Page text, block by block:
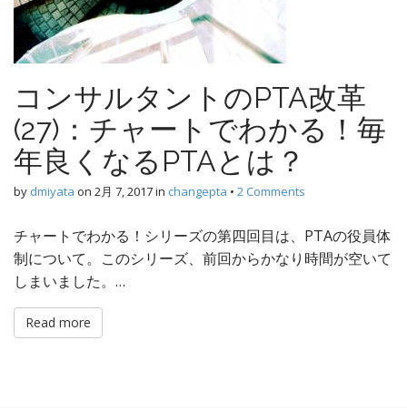
コンサルタントのPTA改革
(27)：チャートでわかる！毎
年良くなるPTAとは？
by dmiyata on 2月 7, 2017in changepta • 2 Comments
チャートでわかる！シリーズの第四回目は、PTAの役員体
制について。このシリーズ、前回からかなり時間が空いて
しまいました。…
Read more